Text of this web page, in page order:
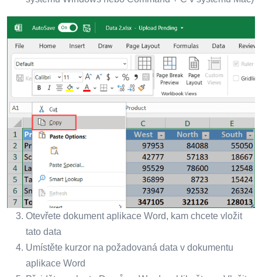
Otevřete dokument aplikace Word, kam chcete vložit
tato data
Umístěte kurzor na požadovaná data v dokumentu
aplikace Word